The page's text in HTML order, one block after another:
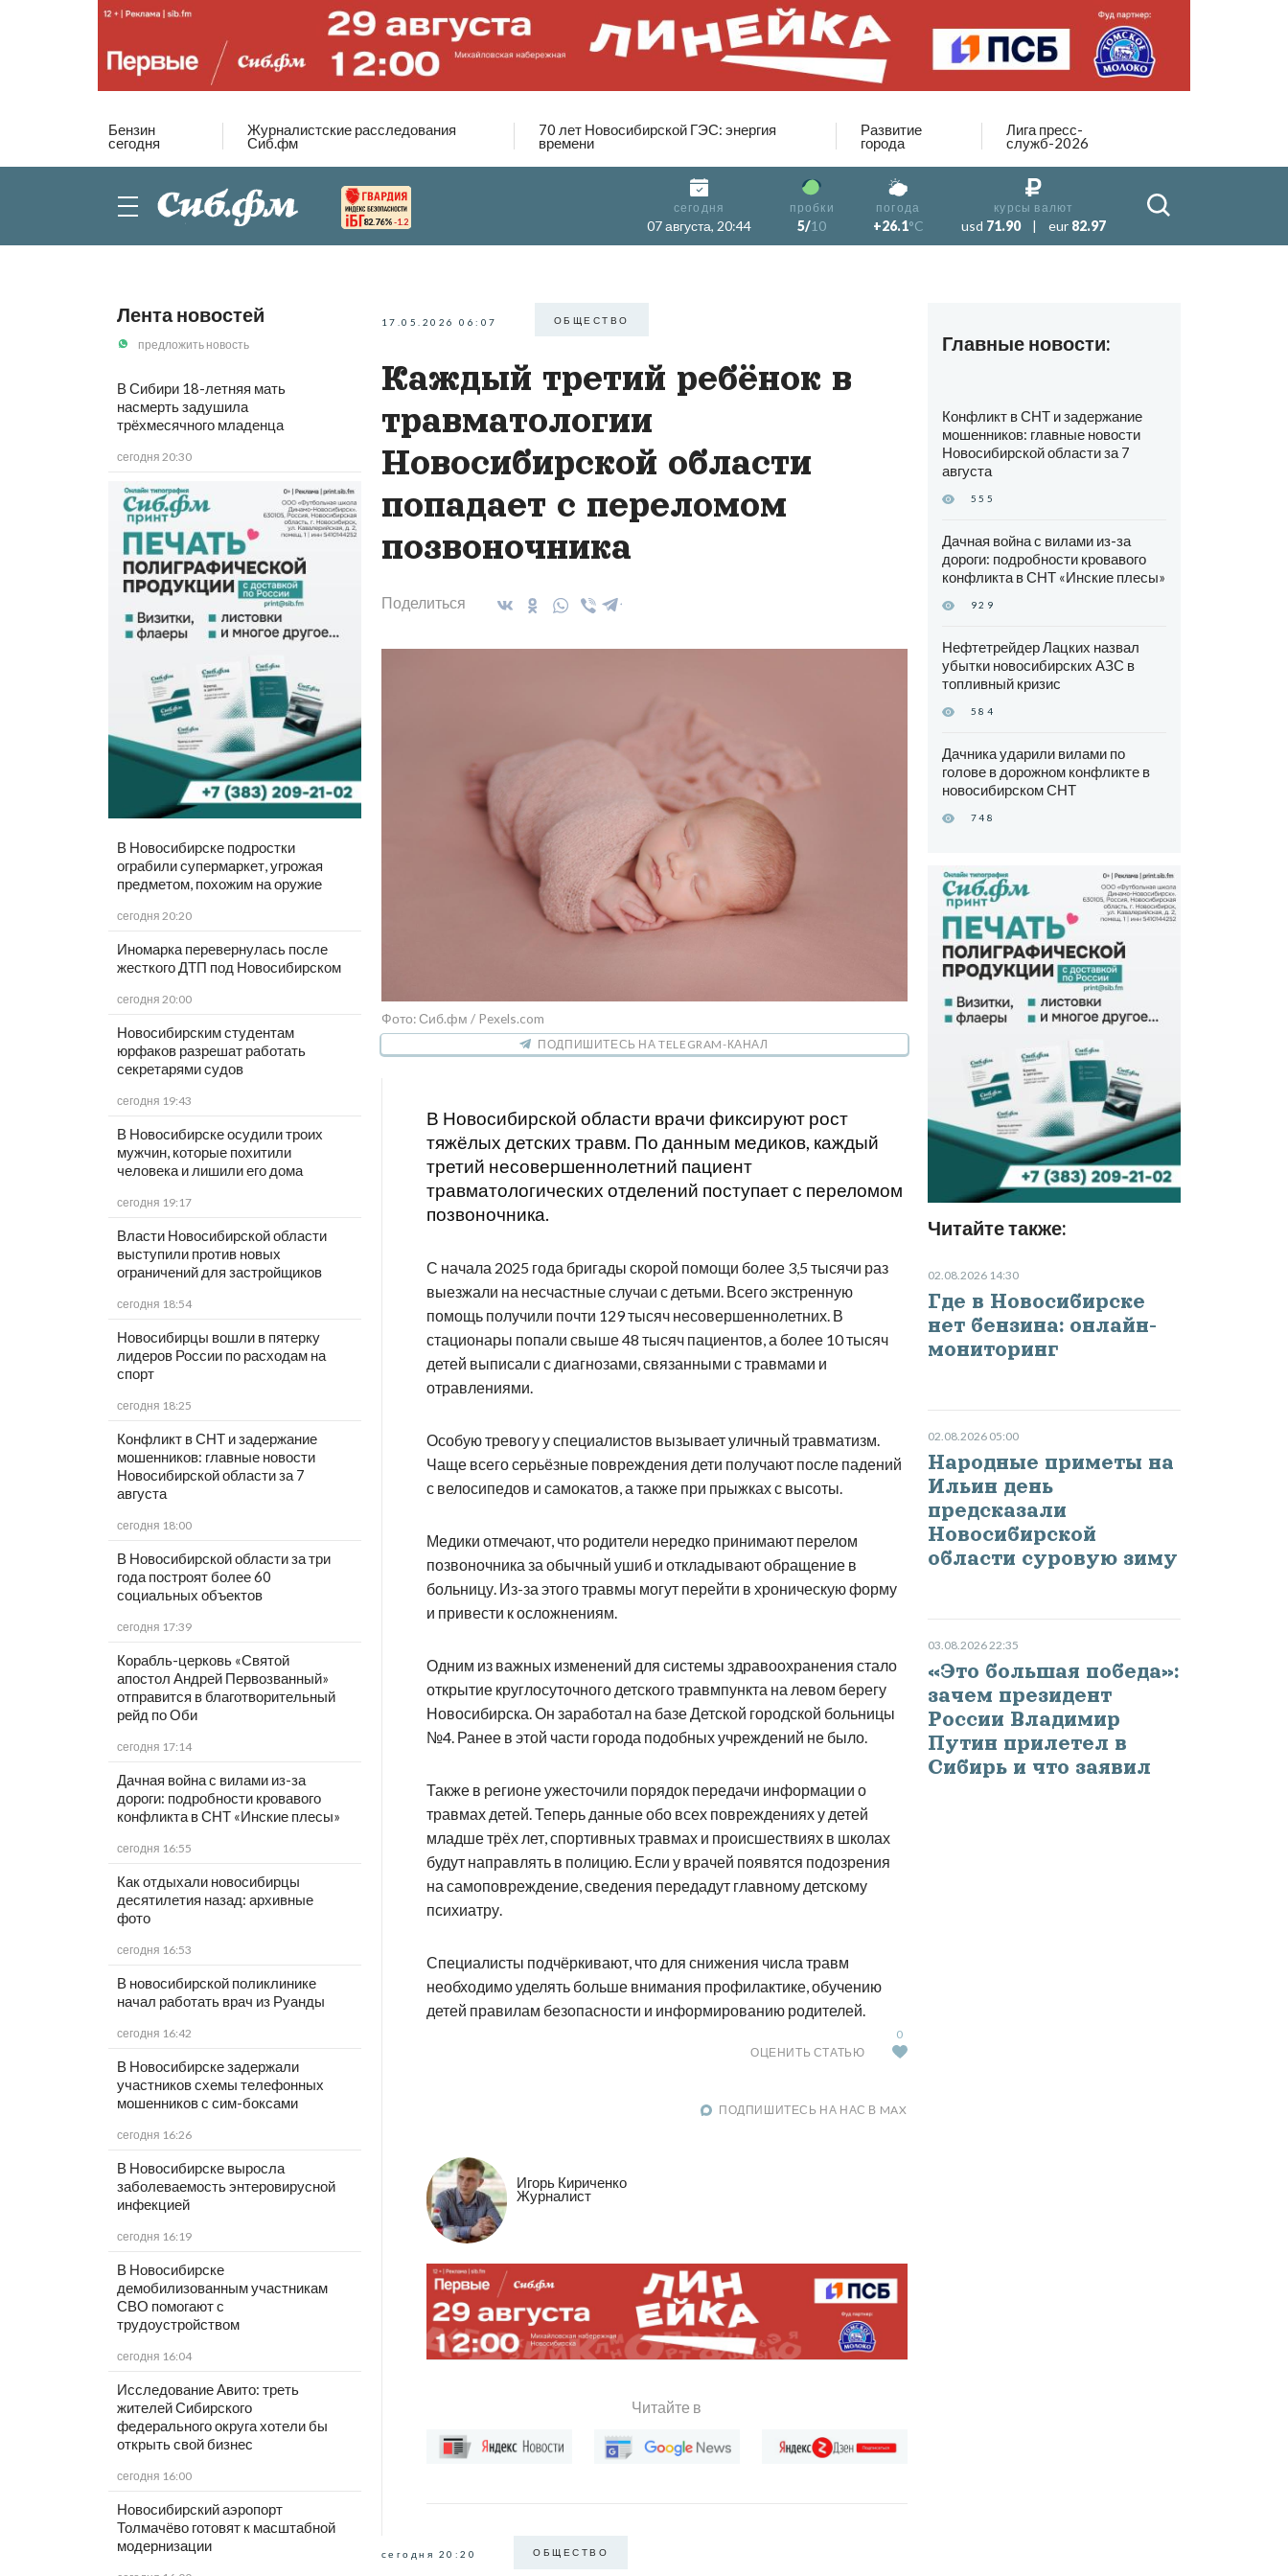
Бензин
сегодня
Журналистские расследования
Сиб.фм
70 лет Новосибирской ГЭС: энергия
времени
Развитие
города
Лига пресс-
служб-2026
82.76% -1.2
сегодня
07 августа, 20:44
пробки
5/10
погода
+26.1°C
курсы валют
usd 71.90 | eur 82.97
Лента новостей
предложить новость
В Сибири 18-летняя мать
насмерть задушила
трёхмесячного младенца
сегодня 20:30
В Новосибирске подростки
ограбили супермаркет, угрожая
предметом, похожим на оружие
сегодня 20:20
Иномарка перевернулась после
жесткого ДТП под Новосибирском
сегодня 20:00
Новосибирским студентам
юрфаков разрешат работать
секретарями судов
сегодня 19:43
В Новосибирске осудили троих
мужчин, которые похитили
человека и лишили его дома
сегодня 19:17
Власти Новосибирской области
выступили против новых
ограничений для застройщиков
сегодня 18:54
Новосибирцы вошли в пятерку
лидеров России по расходам на
спорт
сегодня 18:25
Конфликт в СНТ и задержание
мошенников: главные новости
Новосибирской области за 7
августа
сегодня 18:00
В Новосибирской области за три
года построят более 60
социальных объектов
сегодня 17:39
Корабль-церковь «Святой
апостол Андрей Первозванный»
отправится в благотворительный
рейд по Оби
сегодня 17:14
Дачная война с вилами из-за
дороги: подробности кровавого
конфликта в СНТ «Инские плесы»
сегодня 16:55
Как отдыхали новосибирцы
десятилетия назад: архивные
фото
сегодня 16:53
В новосибирской поликлинике
начал работать врач из Руанды
сегодня 16:42
В Новосибирске задержали
участников схемы телефонных
мошенников с сим-боксами
сегодня 16:26
В Новосибирске выросла
заболеваемость энтеровирусной
инфекцией
сегодня 16:19
В Новосибирске
демобилизованным участникам
СВО помогают с
трудоустройством
сегодня 16:04
Исследование Авито: треть
жителей Сибирского
федерального округа хотели бы
открыть свой бизнес
сегодня 16:00
Новосибирский аэропорт
Толмачёво готовят к масштабной
модернизации
17.05.2026 06:07 ОБЩЕСТВО
Каждый третий ребёнок в
травматологии
Новосибирской области
попадает с переломом
позвоночника
Поделиться
Фото: Сиб.фм / Pexels.com
ПОДПИШИТЕСЬ НА TELEGRAM-КАНАЛ
В Новосибирской области врачи фиксируют рост
тяжёлых детских травм. По данным медиков, каждый
третий несовершеннолетний пациент
травматологических отделений поступает с переломом
позвоночника.
С начала 2025 года бригады скорой помощи более 3,5 тысячи раз
выезжали на несчастные случаи с детьми. Всего экстренную
помощь получили почти 129 тысяч несовершеннолетних. В
стационары попали свыше 48 тысяч пациентов, а более 10 тысяч
детей выписали с диагнозами, связанными с травмами и
отравлениями.
Особую тревогу у специалистов вызывает уличный травматизм.
Чаще всего серьёзные повреждения дети получают после падений
с велосипедов и самокатов, а также при прыжках с высоты.
Медики отмечают, что родители нередко принимают перелом
позвоночника за обычный ушиб и откладывают обращение в
больницу. Из-за этого травмы могут перейти в хроническую форму
и привести к осложнениям.
Одним из важных изменений для системы здравоохранения стало
открытие круглосуточного детского травмпункта на левом берегу
Новосибирска. Он заработал на базе Детской городской больницы
№4. Ранее в этой части города подобных учреждений не было.
Также в регионе ужесточили порядок передачи информации о
травмах детей. Теперь данные обо всех повреждениях у детей
младше трёх лет, спортивных травмах и происшествиях в школах
будут направлять в полицию. Если у врачей появятся подозрения
на самоповреждение, сведения передадут главному детскому
психиатру.
Специалисты подчёркивают, что для снижения числа травм
необходимо уделять больше внимания профилактике, обучению
детей правилам безопасности и информированию родителей.
ОЦЕНИТЬ СТАТЬЮ
0
ПОДПИШИТЕСЬ НА НАС В MAX
Игорь Кириченко
Журналист
Читайте в
сегодня 20:20 ОБЩЕСТВО
Главные новости:
Конфликт в СНТ и задержание
мошенников: главные новости
Новосибирской области за 7
августа
555
Дачная война с вилами из-за
дороги: подробности кровавого
конфликта в СНТ «Инские плесы»
929
Нефтетрейдер Лацких назвал
убытки новосибирских АЗС в
топливный кризис
584
Дачника ударили вилами по
голове в дорожном конфликте в
новосибирском СНТ
748
Читайте также:
02.08.2026 14:30
Где в Новосибирске
нет бензина: онлайн-
мониторинг
02.08.2026 05:00
Народные приметы на
Ильин день
предсказали
Новосибирской
области суровую зиму
03.08.2026 22:35
«Это большая победа»:
зачем президент
России Владимир
Путин прилетел в
Сибирь и что заявил